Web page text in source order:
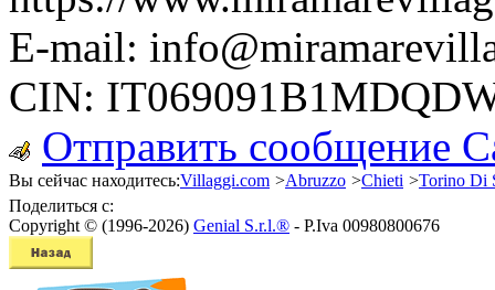
E-mail:
CIN:
Отправить сообщение
Вы сейчас находитесь:Villaggi.com >Abruzzo >Chieti >Torino Di
Поделиться с:
Copyright © (1996-2026) Genial S.r.l.® - P.Iva 00980800676